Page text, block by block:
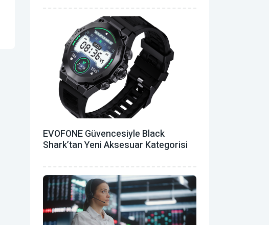
EVOFONE Güvencesiyle Black
Shark’tan Yeni Aksesuar Kategorisi